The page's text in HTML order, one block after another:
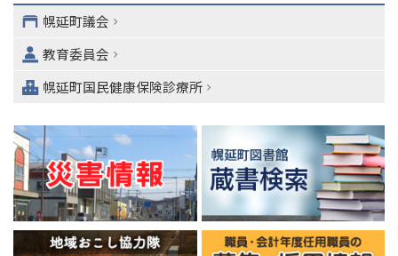
幌延町議会
教育委員会
幌延町国民健康保険診療所